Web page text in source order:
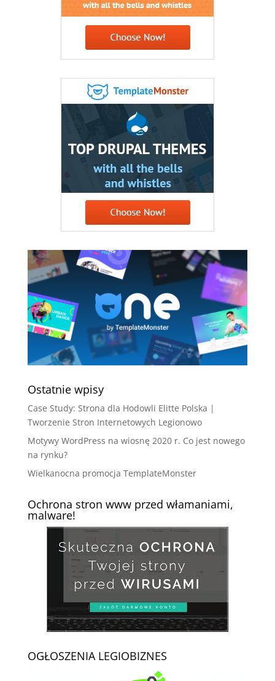
Ostatnie wpisy
Case Study: Strona dla Hodowli Elitte Polska |
Tworzenie Stron Internetowych Legionowo
Motywy WordPress na wiosnę 2020 r. Co jest nowego
na rynku?
Wielkanocna promocja TemplateMonster
Ochrona stron www przed włamaniami,
malware!
OGŁOSZENIA LEGIOBIZNES